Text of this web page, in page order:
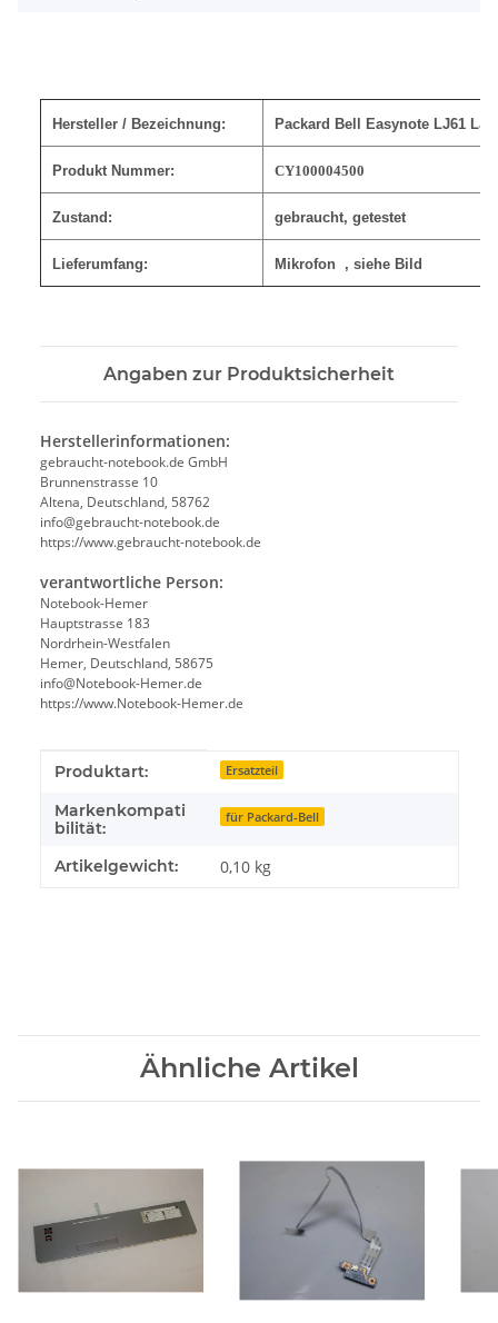
Hersteller / Bezeichnung: Packard Bell Easynote LJ61
Produkt Nummer: CY100004500
Zustand: gebraucht, getestet
Lieferumfang: Mikrofon , siehe Bild
Angaben zur Produktsicherheit
Herstellerinformationen:
gebraucht-notebook.de GmbH
Brunnenstrasse 10
Altena, Deutschland, 58762
info@gebraucht-notebook.de
https://www.gebraucht-notebook.de
verantwortliche Person:
Notebook-Hemer
Hauptstrasse 183
Nordrhein-Westfalen
Hemer, Deutschland, 58675
info@Notebook-Hemer.de
https://www.Notebook-Hemer.de
Produkteigenschaft
Wert
Produktart: Ersatzteil
Markenkompati
bilität:
für Packard-Bell
Artikelgewicht: 0,10 kg
Ähnliche Artikel